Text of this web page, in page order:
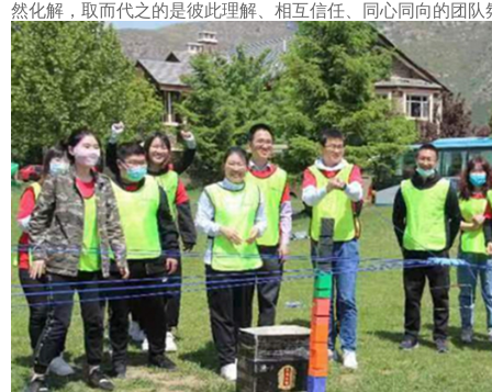
然化解，取而代之的是彼此理解、相互信任、同心同向的团队